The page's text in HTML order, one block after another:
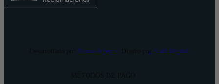
Enova Agency. Diseño por Staff Digital